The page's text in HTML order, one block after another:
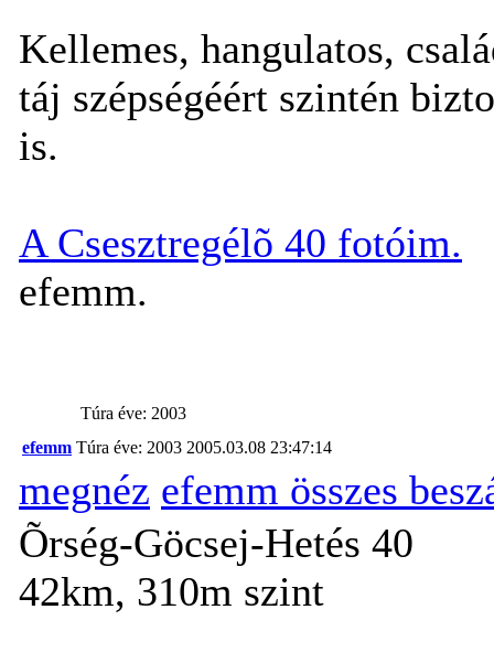
Kellemes, hangulatos,
táj szépségéért szintén
is.
A Csesztregélõ 40 fotóim.
efemm.
Túra éve: 2003
efemm Túra éve: 2003 2005.03.08 23:47:14
megnéz efemm összes
Õrség-Göcsej-Hetés 40
42km, 310m szint